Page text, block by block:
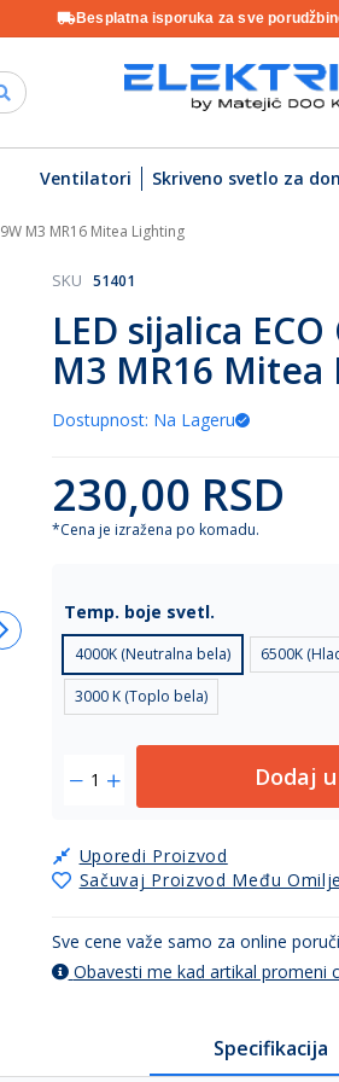
Besplatna isporuka za sve
Ventilatori Skriveno svetlo za
M3 MR16 Mitea Lighting
LED sijalica
M3 MR16
SKU 51401
Dostupnost: Na Lageru
230,00 RSD
*Cena je izražena po komadu.
Temp. boje svetl.
4000K (Neutralna bela) 6500K
3000 K (Toplo bela)
Dodaj
Sačuvaj Proizvod Među
Uporedi Proizvod
Sve cene važe samo za online
Obavesti me kad artikal promeni
Specifikacija